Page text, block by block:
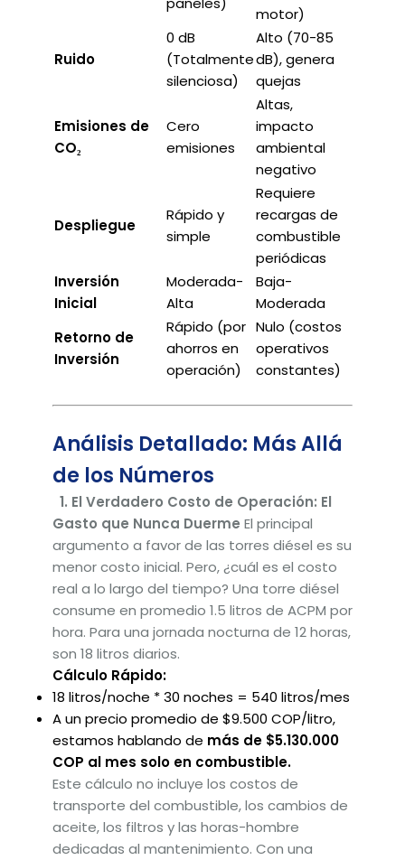
motor)
Ruido
0 dB
(Totalmente
silenciosa)
Alto (70-85
dB), genera
quejas
Emisiones de
CO₂
Cero
emisiones
Altas,
impacto
ambiental
negativo
Despliegue
Rápido y
simple
Requiere
recargas de
combustible
periódicas
Inversión
Inicial
Moderada-
Alta
Baja-
Moderada
Retorno de
Inversión
Rápido (por
ahorros en
operación)
Nulo (costos
operativos
constantes)
Análisis Detallado: Más Allá
de los Números
1. El Verdadero Costo de Operación: El
Gasto que Nunca Duerme El principal
argumento a favor de las torres diésel es su
menor costo inicial. Pero, ¿cuál es el costo
real a lo largo del tiempo? Una torre diésel
consume en promedio 1.5 litros de ACPM por
hora. Para una jornada nocturna de 12 horas,
son 18 litros diarios.
Cálculo Rápido:
18 litros/noche * 30 noches = 540 litros/mes
A un precio promedio de $9.500 COP/litro,
estamos hablando de más de $5.130.000
COP al mes solo en combustible.
Este cálculo no incluye los costos de
transporte del combustible, los cambios de
aceite, los filtros y las horas-hombre
dedicadas al mantenimiento. Con una